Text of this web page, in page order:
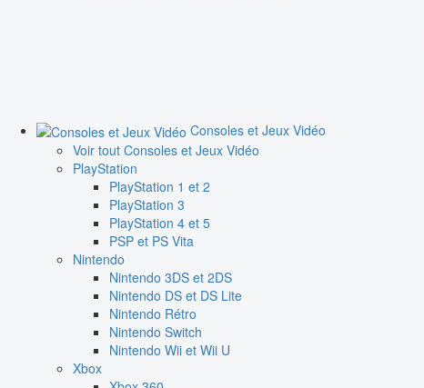
Consoles et Jeux Vidéo
Voir tout Consoles et Jeux Vidéo
PlayStation
PlayStation 1 et 2
PlayStation 3
PlayStation 4 et 5
PSP et PS Vita
Nintendo
Nintendo 3DS et 2DS
Nintendo DS et DS Lite
Nintendo Rétro
Nintendo Switch
Nintendo Wii et Wii U
Xbox